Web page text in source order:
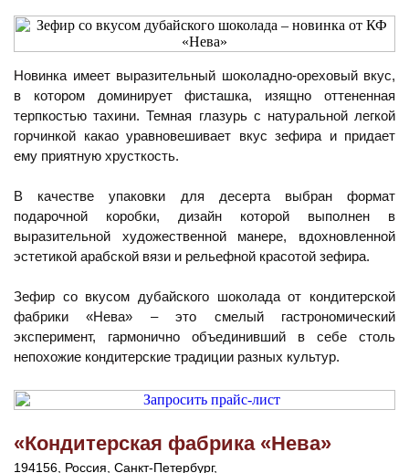
Новинка имеет выразительный шоколадно-ореховый вкус,
в котором доминирует фисташка, изящно оттененная
терпкостью тахини. Темная глазурь с натуральной легкой
горчинкой какао уравновешивает вкус зефира и придает
ему приятную хрусткость.
В качестве упаковки для десерта выбран формат
подарочной коробки, дизайн которой выполнен в
выразительной художественной манере, вдохновленной
эстетикой арабской вязи и рельефной красотой зефира.
Зефир со вкусом дубайского шоколада от кондитерской
фабрики «Нева» – это смелый гастрономический
эксперимент, гармонично объединивший в себе столь
непохожие кондитерские традиции разных культур.
«Кондитерская фабрика «Нева»
194156, Россия, Санкт-Петербург,